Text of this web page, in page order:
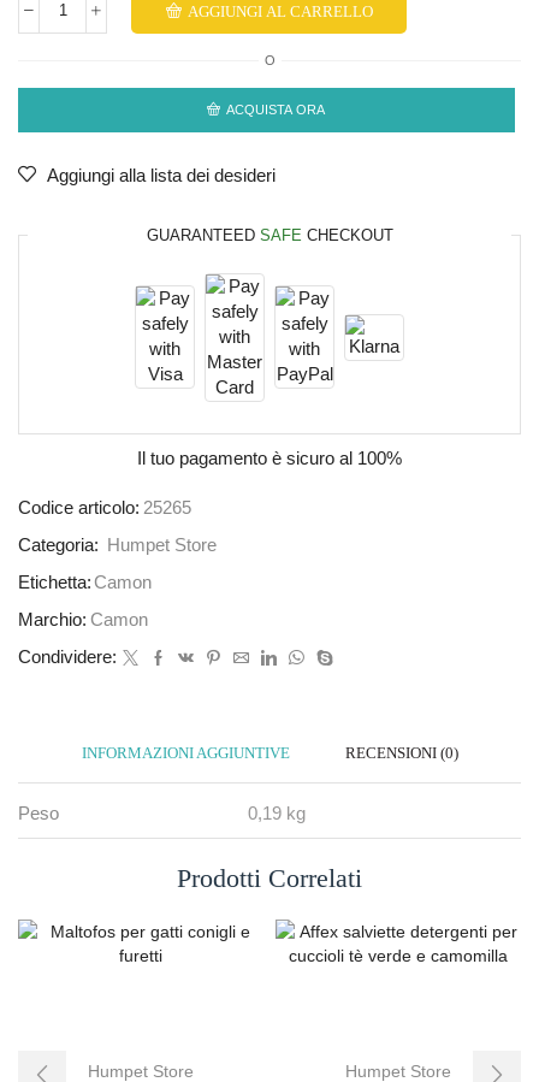
AGGIUNGI AL CARRELLO
O
ACQUISTA ORA
Aggiungi alla lista dei desideri
GUARANTEED SAFE CHECKOUT
Il tuo pagamento è sicuro al 100%
Codice articolo: 25265
Categoria:
Humpet Store
Etichetta:Camon
Marchio: Camon
Condividere:
INFORMAZIONI AGGIUNTIVE RECENSIONI (0)
Peso 0,19 kg
Prodotti Correlati
Humpet Store
Humpet Store